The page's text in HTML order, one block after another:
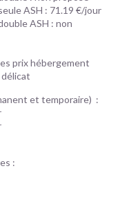
ASH : 71.19 €/jour
ASH : non
prix hébergement
et temporaire) :
: